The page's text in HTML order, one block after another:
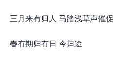
三月来有归人 马踏浅草声催促
春有期归有日 今归途